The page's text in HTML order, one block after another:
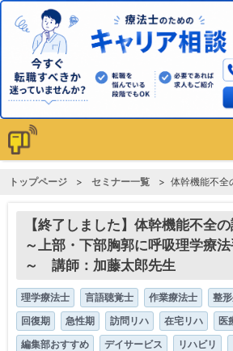
トップページ セミナー一覧 体幹機能不全の評価と治療介入～上
【終了しました】体幹機能不全
～上部・下部胸郭に呼吸理学療
～ 講師：加藤太郎先生
理学療法士 言語聴覚士 作業療法士 整
回復期
急性期 訪問リハ 在宅リハ 医
編集部おすすめ
デイサービス リハビリ